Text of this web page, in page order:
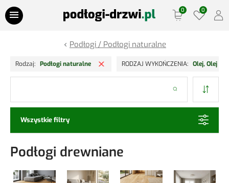
Przejdź do treści
Podłogi drewniane
Podłogi / Podłogi naturalne
Rodzaj Podłogi naturalne Usuń filtr
RODZAJ WYKOŃCZENIA Olej, Olej
Wszystkie filtry
Podłogi drewniane